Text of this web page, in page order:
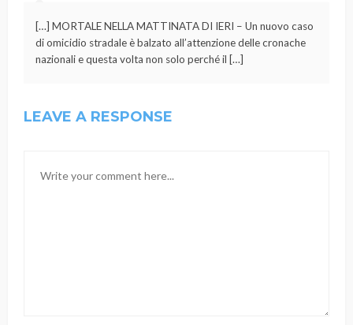
[…] MORTALE NELLA MATTINATA DI IERI – Un nuovo caso
di omicidio stradale è balzato all’attenzione delle cronache
nazionali e questa volta non solo perché il […]
LEAVE A RESPONSE